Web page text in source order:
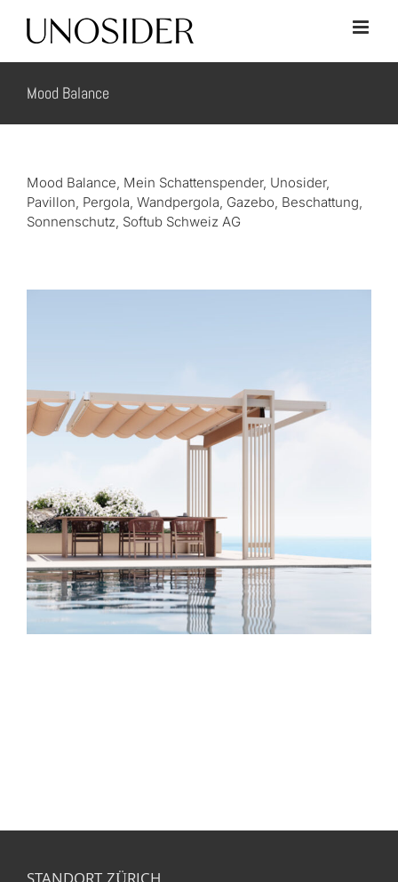
content
Mood Balance
Mood Balance, Mein Schattenspender, Unosider,
Pavillon, Pergola, Wandpergola, Gazebo, Beschattung,
Sonnenschutz, Softub Schweiz AG